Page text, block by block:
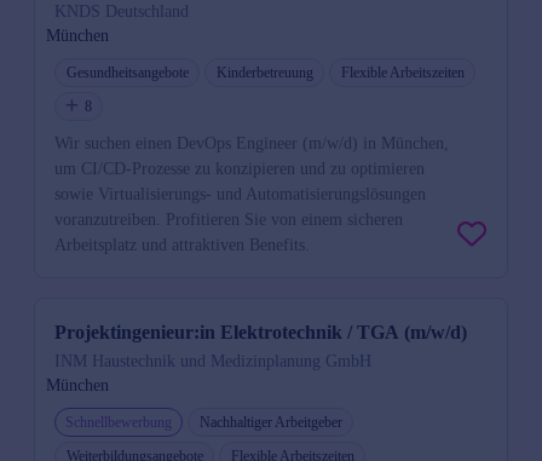
KNDS Deutschland
München
Gesundheitsangebote Kinderbetreuung
Flexible Arbeitszeiten
8
Wir suchen einen DevOps Engineer (m/w/d) in München,
um CI/CD-Prozesse zu konzipieren und zu optimieren
sowie Virtualisierungs- und Automatisierungslösungen
voranzutreiben. Profitieren Sie von einem sicheren
Arbeitsplatz und attraktiven Benefits.
Projektingenieur:in Elektrotechnik / TGA (m/w/d)
INM Haustechnik und Medizinplanung GmbH
München
Schnellbewerbung
Nachhaltiger Arbeitgeber
Weiterbildungsangebote
Flexible Arbeitszeiten